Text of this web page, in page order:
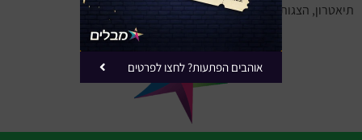
תיאטרון, הצגות מוזיקה, תערוכות, הרצאות, ועוד.
אוהבים הפתעות? לחצו לפרטים